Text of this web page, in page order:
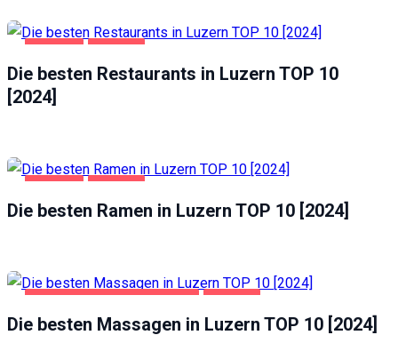
Die besten Restaurants in Luzern TOP 10
[2024]
Die besten Ramen in Luzern TOP 10 [2024]
Die besten Massagen in Luzern TOP 10 [2024]